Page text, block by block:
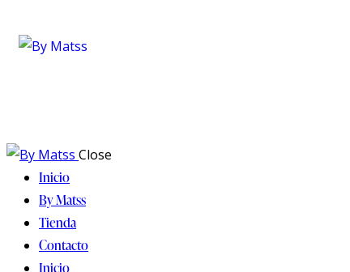
Close
Inicio
By Matss
Tienda
Contacto
Inicio